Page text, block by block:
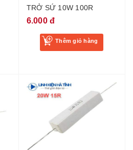
TRỞ SỨ 10W 100R
6.000 đ
Thêm giỏ hàng